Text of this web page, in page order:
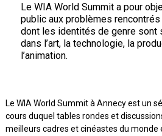
Le WIA World Summit a pour
public aux problèmes
dont les identités de genre sont
dans l’art, la technologie, la
l’animation.
Le WIA World Summit à Annecy est un
cours duquel tables rondes et
meilleurs cadres et cinéastes du monde